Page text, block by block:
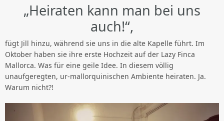
„Heiraten kann man bei uns
auch!“,
fügt Jill hinzu, während sie uns in die alte Kapelle führt. Im
Oktober haben sie ihre erste Hochzeit auf der Lazy Finca
Mallorca. Was für eine geile Idee. In diesem völlig
unaufgeregten, ur-mallorquinischen Ambiente heiraten. Ja.
Warum nicht?!